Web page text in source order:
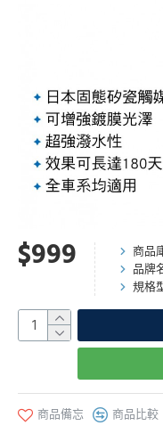
$999 商品
品牌
規格
商品備忘 商品比較